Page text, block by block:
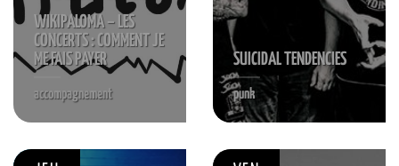
WIKIPALOMA – LES
CONCERTS : COMMENT JE
ME FAIS PAYER
accompagnement
SUICIDAL TENDENCIES
punk